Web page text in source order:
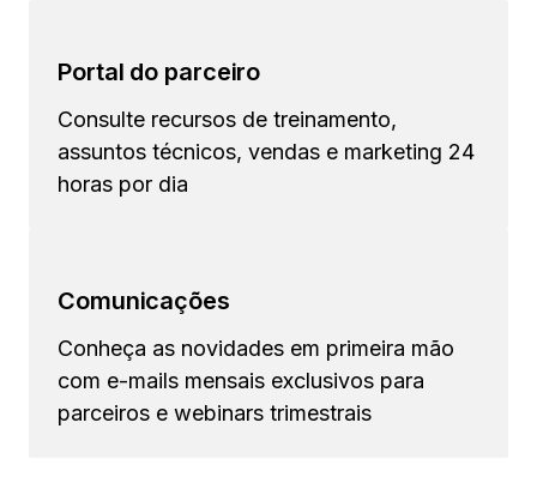
Portal do parceiro
Consulte recursos de treinamento,
assuntos técnicos, vendas e marketing 24
horas por dia
Comunicações
Conheça as novidades em primeira mão
com e-mails mensais exclusivos para
parceiros e webinars trimestrais